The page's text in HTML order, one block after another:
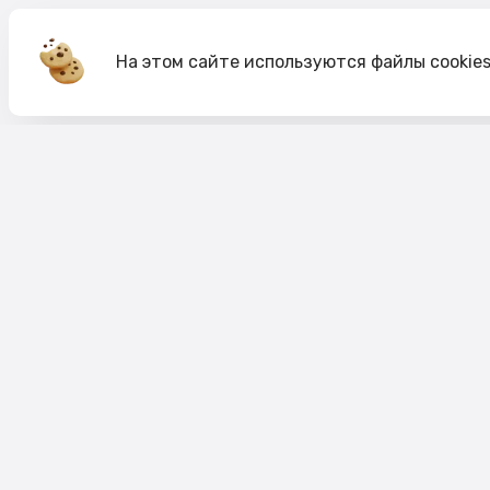
На этом сайте используются файлы cookies